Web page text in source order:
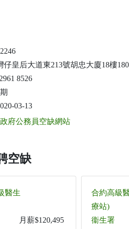
仔皇后大道東213號胡忠大廈18樓
8526
03-13
府公務員空缺網站
空缺
醫生
月薪$120,495
合約高級
療站)
衞生署